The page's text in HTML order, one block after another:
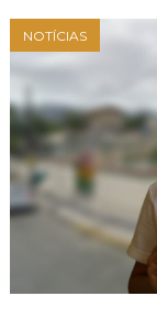
NOTÍCIAS